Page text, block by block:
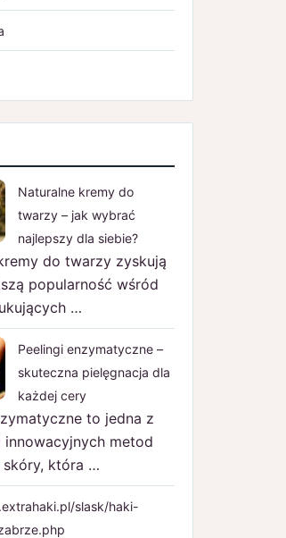
Naturalne kremy do
twarzy – jak wybrać
najlepszy dla siebie?
do twarzy zyskują
popularność wśród
…
Peelingi enzymatyczne –
skuteczna pielęgnacja dla
każdej cery
to jedna z
innowacyjnych metod
skóry, która …
slask/haki-